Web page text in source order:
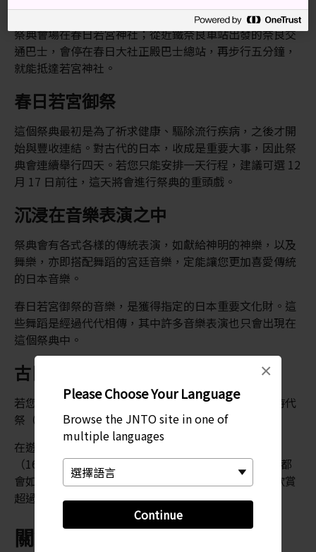
Please Choose Your Language
Browse the JNTO site in one of
multiple languages
Continue
×
祭典會場在春日若宮神社；從近鐵奈良車站出發的奈良交
通巴士，會停在春日大社正殿巴士總站，再步行五分鐘，
就能抵達若宮神社。
春日若宮御祭
這個祭典最初是為了祈求健康、驅除流行疾病，之後才開
始與豐收連結。對古代的日本，收成是重要大事，因此祭
典會連續舉行四天。若您只能安排一天行程，建議可選 12
月 17 日前往，這天將會進行祭典的重頭戲。
沉浸在音樂表演之中
祭典會有各式各樣的傳統表演，如獻給神明的神樂，以及
舞樂，亦即搭配舞蹈的宮廷音樂，定能讓您更加喜愛傳統
的日本音樂。
春日若宮御祭的音樂，是獲得指定的日本重要文化財。這
些舞蹈是經過代代相傳，其中許多音樂表演也只會出現在
這個祭典中。
古日本時尚
若您對舊時代的服飾與文化有興趣，絕不能錯過這個時代
祭（即各時代遊行）。
在遊行中，從平安時代（794 - 1185 年）到江戶時代
（1603 - 1868 年），各主要時代的風俗、禮儀與服裝都
會如實複製。這個難得機會能讓人在一個地方，同時欣賞
超過 1,000 年的藝術與文化。
關鍵字